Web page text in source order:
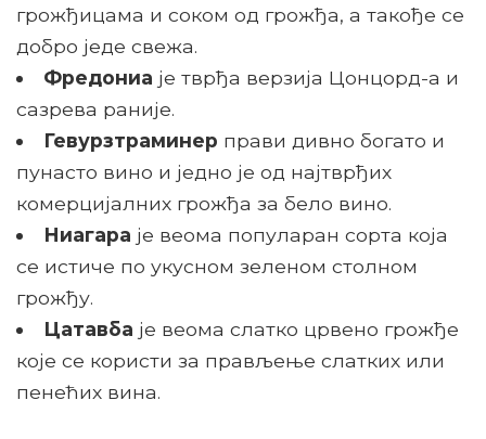
грожђицама и соком од грожђа, а такође се
добро једе свежа.
Фредониа је тврђа верзија Цонцорд-а и
сазрева раније.
Гевурзтраминер прави дивно богато и
пунасто вино и једно је од најтврђих
комерцијалних грожђа за бело вино.
Ниагара је веома популаран сорта која
се истиче по укусном зеленом столном
грожђу.
Цатавба је веома слатко црвено грожђе
које се користи за прављење слатких или
пенећих вина.